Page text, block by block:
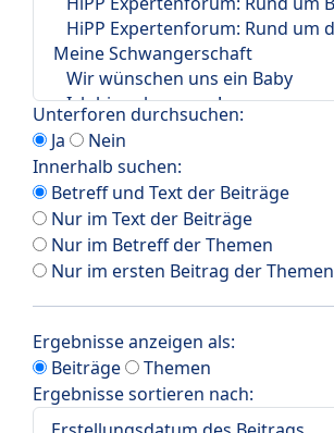
Unterforen durchsuchen:
Ja
Nein
Innerhalb suchen:
Betreff und Text der Beiträge
Nur im Text der Beiträge
Nur im Betreff der Themen
Nur im ersten Beitrag der Themen
Ergebnisse anzeigen als:
Beiträge
Themen
Ergebnisse sortieren nach: